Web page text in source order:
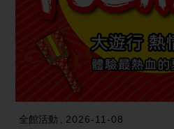
全館活動 2026-11-08